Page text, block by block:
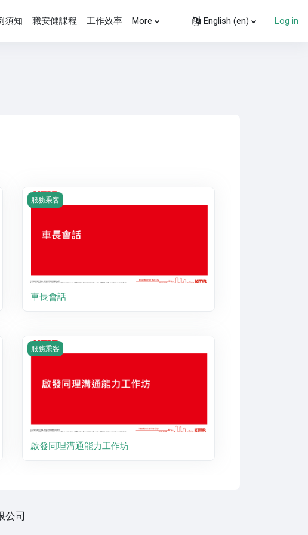
須知 職安健課程 工作效率 More English ‎(en)‎ Log in
Course image 車長會話
服務乘客
車長會話
Course image 啟發同理溝通能力工作坊
服務乘客
啟發同理溝通能力工作坊
公司